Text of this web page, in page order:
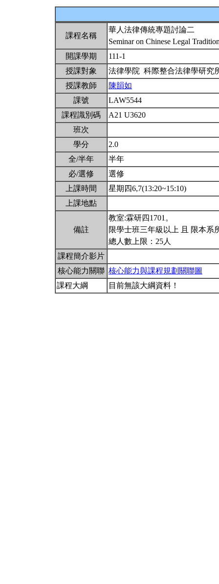
課程名稱
華人法律傳統專題討論二
Seminar on Chinese Legal
開課學期
111-1
授課對象
法律學院 科際整合法律學研
授課教師
陳韻如
課號
LAW5544
課程識別碼
A21 U3620
班次
學分
2.0
全/半年
半年
必/選修
選修
上課時間
星期四6,7(13:20~15:10)
上課地點
備註
教室:霖研四1701。
限學士班三年級以上 且 限本系
總人數上限：25人
課程簡介影片
核心能力關聯 核心能力與課程規劃關聯圖
課程大綱
目前無該大綱資料！